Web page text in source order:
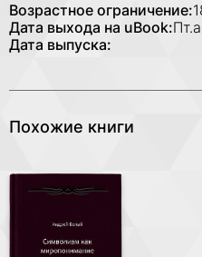
Возрастное ограничение:
Дата выхода на uBook:
Дата выпуска:
Похожие книги